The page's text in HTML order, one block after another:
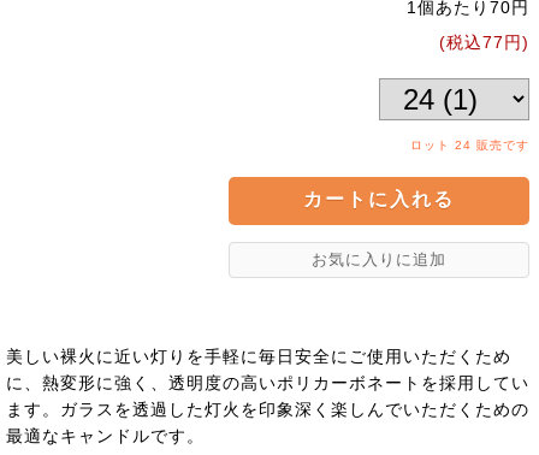
1個あたり70円
(税込77円)
ロット 24 販売です
美しい裸火に近い灯りを手軽に毎日安全にご使用いただくため
に、熱変形に強く、透明度の高いポリカーボネートを採用してい
ます。ガラスを透過した灯火を印象深く楽しんでいただくための
最適なキャンドルです。